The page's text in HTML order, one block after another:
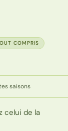
COMPRIS
saisons
celui de la